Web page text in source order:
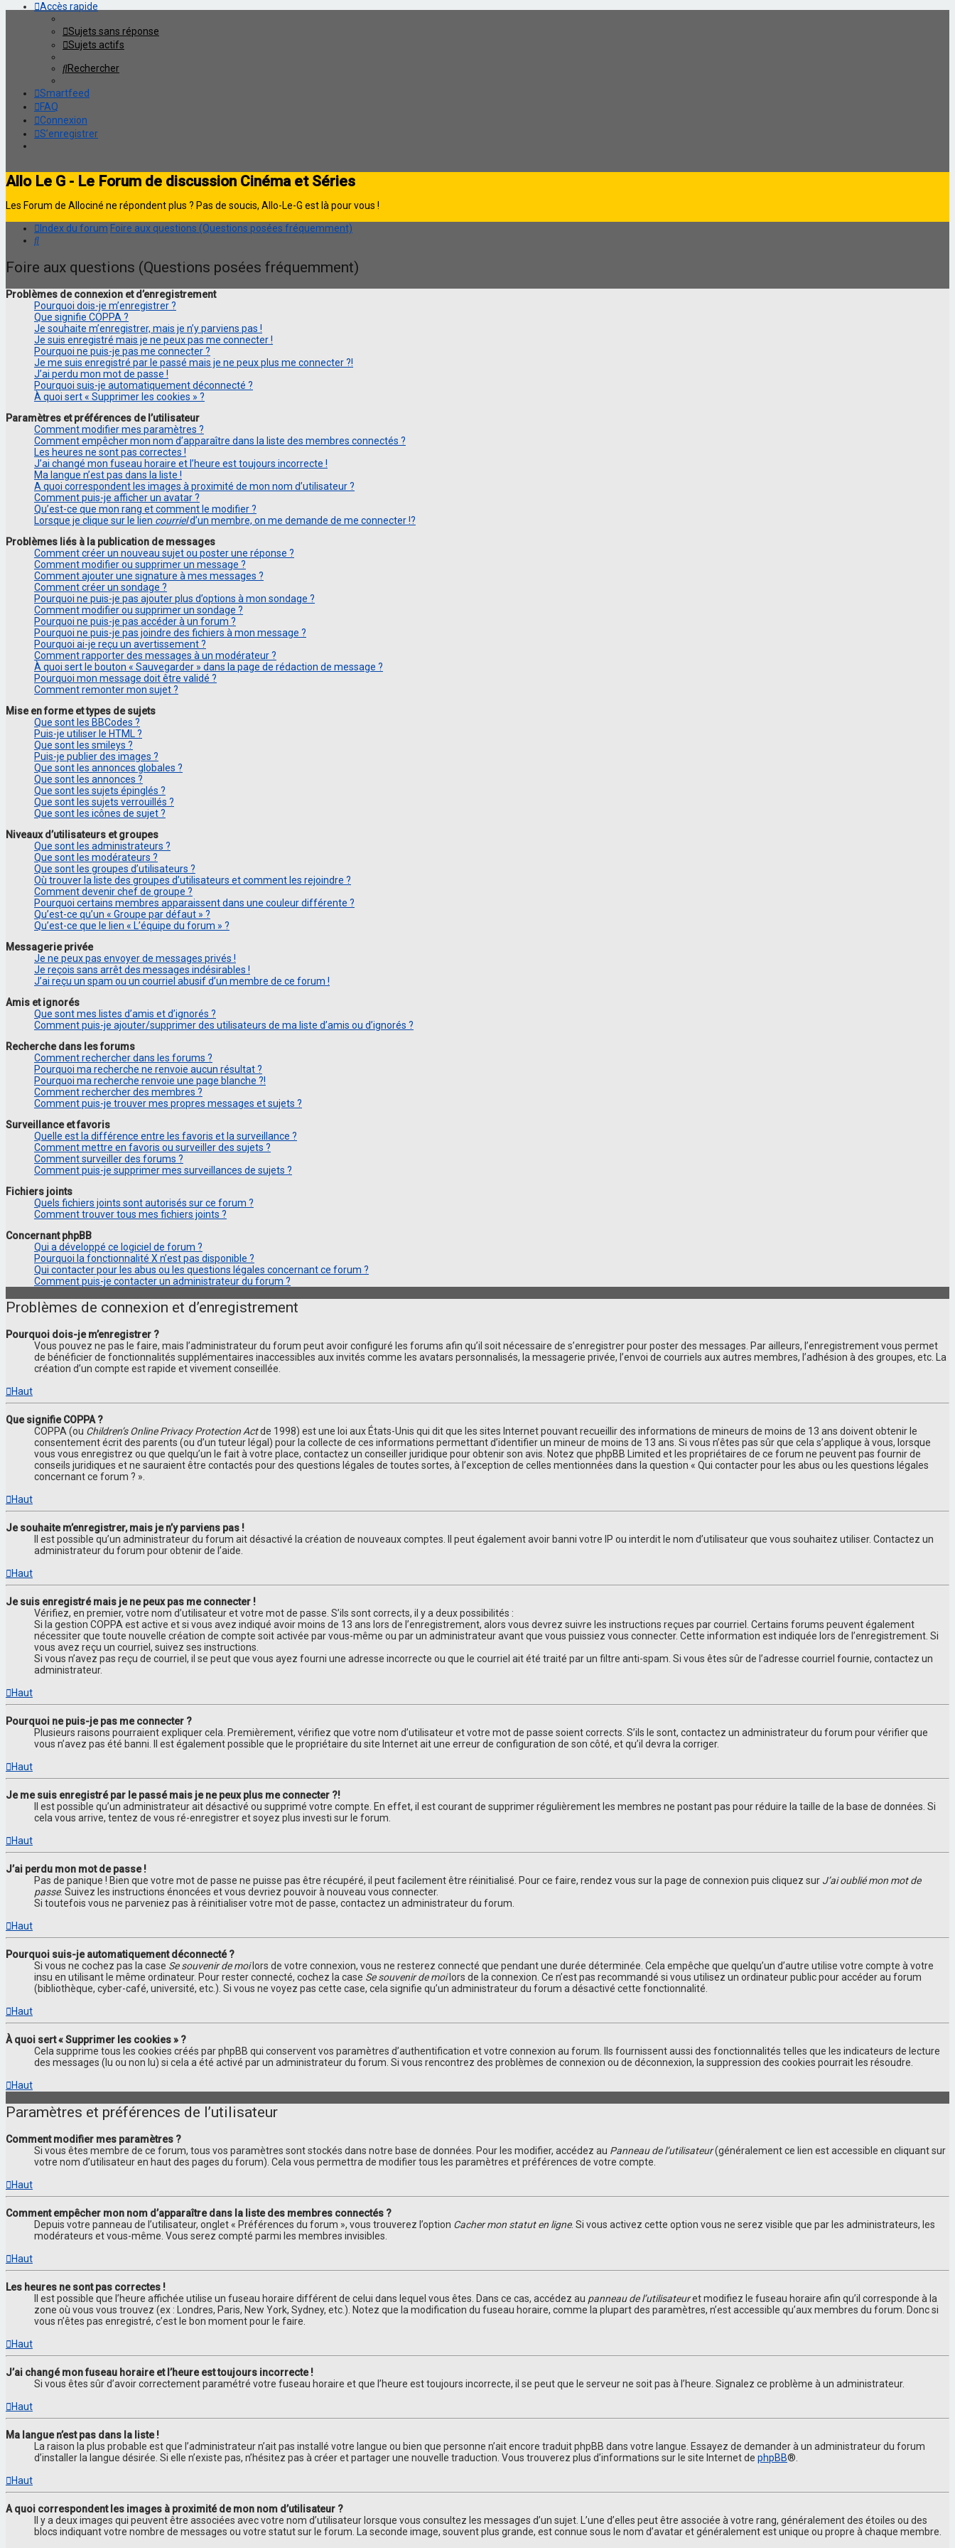
Accès rapide
Sujets sans réponse
Sujets actifs
Rechercher
Smartfeed
FAQ
Connexion
S’enregistrer
Allo Le G - Le Forum de discussion Cinéma et Séries
Les Forum de Allociné ne répondent plus ? Pas de soucis, Allo-Le-G est là pour vous !
Index du forum Foire aux questions (Questions posées fréquemment)
Rechercher
Foire aux questions (Questions posées fréquemment)
Problèmes de connexion et d’enregistrement
Pourquoi dois-je m’enregistrer ?
Que signifie COPPA ?
Je souhaite m’enregistrer, mais je n’y parviens pas !
Je suis enregistré mais je ne peux pas me connecter !
Pourquoi ne puis-je pas me connecter ?
Je me suis enregistré par le passé mais je ne peux plus me connecter ?!
J’ai perdu mon mot de passe !
Pourquoi suis-je automatiquement déconnecté ?
À quoi sert « Supprimer les cookies » ?
Paramètres et préférences de l’utilisateur
Comment modifier mes paramètres ?
Comment empêcher mon nom d’apparaître dans la liste des membres connectés ?
Les heures ne sont pas correctes !
J’ai changé mon fuseau horaire et l’heure est toujours incorrecte !
Ma langue n’est pas dans la liste !
A quoi correspondent les images à proximité de mon nom d’utilisateur ?
Comment puis-je afficher un avatar ?
Qu’est-ce que mon rang et comment le modifier ?
Lorsque je clique sur le lien courrield’un membre, on me demande de me connecter !?
Problèmes liés à la publication de messages
Comment créer un nouveau sujet ou poster une réponse ?
Comment modifier ou supprimer un message ?
Comment ajouter une signature à mes messages ?
Comment créer un sondage ?
Pourquoi ne puis-je pas ajouter plus d’options à mon sondage ?
Comment modifier ou supprimer un sondage ?
Pourquoi ne puis-je pas accéder à un forum ?
Pourquoi ne puis-je pas joindre des fichiers à mon message ?
Pourquoi ai-je reçu un avertissement ?
Comment rapporter des messages à un modérateur ?
À quoi sert le bouton « Sauvegarder » dans la page de rédaction de message ?
Pourquoi mon message doit être validé ?
Comment remonter mon sujet ?
Mise en forme et types de sujets
Que sont les BBCodes ?
Puis-je utiliser le HTML ?
Que sont les smileys ?
Puis-je publier des images ?
Que sont les annonces globales ?
Que sont les annonces ?
Que sont les sujets épinglés ?
Que sont les sujets verrouillés ?
Que sont les icônes de sujet ?
Niveaux d’utilisateurs et groupes
Que sont les administrateurs ?
Que sont les modérateurs ?
Que sont les groupes d’utilisateurs ?
Où trouver la liste des groupes d’utilisateurs et comment les rejoindre ?
Comment devenir chef de groupe ?
Pourquoi certains membres apparaissent dans une couleur différente ?
Qu’est-ce qu’un « Groupe par défaut » ?
Qu’est-ce que le lien « L’équipe du forum » ?
Messagerie privée
Je ne peux pas envoyer de messages privés !
Je reçois sans arrêt des messages indésirables !
J’ai reçu un spam ou un courriel abusif d’un membre de ce forum !
Amis et ignorés
Que sont mes listes d’amis et d’ignorés ?
Comment puis-je ajouter/supprimer des utilisateurs de ma liste d’amis ou d’ignorés ?
Recherche dans les forums
Comment rechercher dans les forums ?
Pourquoi ma recherche ne renvoie aucun résultat ?
Pourquoi ma recherche renvoie une page blanche ?!
Comment rechercher des membres ?
Comment puis-je trouver mes propres messages et sujets ?
Surveillance et favoris
Quelle est la différence entre les favoris et la surveillance ?
Comment mettre en favoris ou surveiller des sujets ?
Comment surveiller des forums ?
Comment puis-je supprimer mes surveillances de sujets ?
Fichiers joints
Quels fichiers joints sont autorisés sur ce forum ?
Comment trouver tous mes fichiers joints ?
Concernant phpBB
Qui a développé ce logiciel de forum ?
Pourquoi la fonctionnalité X n’est pas disponible ?
Qui contacter pour les abus ou les questions légales concernant ce forum ?
Comment puis-je contacter un administrateur du forum ?
Problèmes de connexion et d’enregistrement
Pourquoi dois-je m’enregistrer ?
Vous pouvez ne pas le faire, mais l’administrateur du forum peut avoir configuré les forums afin qu’il soit nécessaire de s’enregistrer pour poster des messages. Par ailleurs, l’enregistrement vous permet
de bénéficier de fonctionnalités supplémentaires inaccessibles aux invités comme les avatars personnalisés, la messagerie privée, l’envoi de courriels aux autres membres, l’adhésion à des groupes, etc. La
création d’un compte est rapide et vivement conseillée.
Haut
Que signifie COPPA ?
COPPA (ou Children’s Online Privacy Protection Actde 1998) est une loi aux États-Unis qui dit que les sites Internet pouvant recueillir des informations de mineurs de moins de 13 ans doivent obtenir le
consentement écrit des parents (ou d’un tuteur légal) pour la collecte de ces informations permettant d’identifier un mineur de moins de 13 ans. Si vous n’êtes pas sûr que cela s’applique à vous, lorsque
vous vous enregistrez ou que quelqu’un le fait à votre place, contactez un conseiller juridique pour obtenir son avis. Notez que phpBB Limited et les propriétaires de ce forum ne peuvent pas fournir de
conseils juridiques et ne sauraient être contactés pour des questions légales de toutes sortes, à l’exception de celles mentionnées dans la question « Qui contacter pour les abus ou les questions légales
concernant ce forum ? ».
Haut
Je souhaite m’enregistrer, mais je n’y parviens pas !
Il est possible qu’un administrateur du forum ait désactivé la création de nouveaux comptes. Il peut également avoir banni votre IP ou interdit le nom d’utilisateur que vous souhaitez utiliser. Contactez un
administrateur du forum pour obtenir de l’aide.
Haut
Je suis enregistré mais je ne peux pas me connecter !
Vérifiez, en premier, votre nom d’utilisateur et votre mot de passe. S’ils sont corrects, il y a deux possibilités :
Si la gestion COPPA est active et si vous avez indiqué avoir moins de 13 ans lors de l’enregistrement, alors vous devrez suivre les instructions reçues par courriel. Certains forums peuvent également
nécessiter que toute nouvelle création de compte soit activée par vous-même ou par un administrateur avant que vous puissiez vous connecter. Cette information est indiquée lors de l’enregistrement. Si
vous avez reçu un courriel, suivez ses instructions.
Si vous n’avez pas reçu de courriel, il se peut que vous ayez fourni une adresse incorrecte ou que le courriel ait été traité par un filtre anti-spam. Si vous êtes sûr de l’adresse courriel fournie, contactez un
administrateur.
Haut
Pourquoi ne puis-je pas me connecter ?
Plusieurs raisons pourraient expliquer cela. Premièrement, vérifiez que votre nom d’utilisateur et votre mot de passe soient corrects. S’ils le sont, contactez un administrateur du forum pour vérifier que
vous n’avez pas été banni. Il est également possible que le propriétaire du site Internet ait une erreur de configuration de son côté, et qu’il devra la corriger.
Haut
Je me suis enregistré par le passé mais je ne peux plus me connecter ?!
Il est possible qu’un administrateur ait désactivé ou supprimé votre compte. En effet, il est courant de supprimer régulièrement les membres ne postant pas pour réduire la taille de la base de données. Si
cela vous arrive, tentez de vous ré-enregistrer et soyez plus investi sur le forum.
Haut
J’ai perdu mon mot de passe !
Pas de panique ! Bien que votre mot de passe ne puisse pas être récupéré, il peut facilement être réinitialisé. Pour ce faire, rendez vous sur la page de connexion puis cliquez sur J’ai oublié mon mot de
passe. Suivez les instructions énoncées et vous devriez pouvoir à nouveau vous connecter.
Si toutefois vous ne parveniez pas à réinitialiser votre mot de passe, contactez un administrateur du forum.
Haut
Pourquoi suis-je automatiquement déconnecté ?
Si vous ne cochez pas la case Se souvenir de moilors de votre connexion, vous ne resterez connecté que pendant une durée déterminée. Cela empêche que quelqu’un d’autre utilise votre compte à votre
insu en utilisant le même ordinateur. Pour rester connecté, cochez la case Se souvenir de moilors de la connexion. Ce n’est pas recommandé si vous utilisez un ordinateur public pour accéder au forum
(bibliothèque, cyber-café, université, etc.). Si vous ne voyez pas cette case, cela signifie qu’un administrateur du forum a désactivé cette fonctionnalité.
Haut
À quoi sert « Supprimer les cookies » ?
Cela supprime tous les cookies créés par phpBB qui conservent vos paramètres d’authentification et votre connexion au forum. Ils fournissent aussi des fonctionnalités telles que les indicateurs de lecture
des messages (lu ou non lu) si cela a été activé par un administrateur du forum. Si vous rencontrez des problèmes de connexion ou de déconnexion, la suppression des cookies pourrait les résoudre.
Haut
Paramètres et préférences de l’utilisateur
Comment modifier mes paramètres ?
Si vous êtes membre de ce forum, tous vos paramètres sont stockés dans notre base de données. Pour les modifier, accédez au Panneau de l’utilisateur(généralement ce lien est accessible en cliquant sur
votre nom d’utilisateur en haut des pages du forum). Cela vous permettra de modifier tous les paramètres et préférences de votre compte.
Haut
Comment empêcher mon nom d’apparaître dans la liste des membres connectés ?
Depuis votre panneau de l’utilisateur, onglet « Préférences du forum », vous trouverez l’option Cacher mon statut en ligne. Si vous activez cette option vous ne serez visible que par les administrateurs, les
modérateurs et vous-même. Vous serez compté parmi les membres invisibles.
Haut
Les heures ne sont pas correctes !
Il est possible que l’heure affichée utilise un fuseau horaire différent de celui dans lequel vous êtes. Dans ce cas, accédez au panneau de l’utilisateuret modifiez le fuseau horaire afin qu’il corresponde à la
zone où vous vous trouvez (ex : Londres, Paris, New York, Sydney, etc.). Notez que la modification du fuseau horaire, comme la plupart des paramètres, n’est accessible qu’aux membres du forum. Donc si
vous n’êtes pas enregistré, c’est le bon moment pour le faire.
Haut
J’ai changé mon fuseau horaire et l’heure est toujours incorrecte !
Si vous êtes sûr d’avoir correctement paramétré votre fuseau horaire et que l’heure est toujours incorrecte, il se peut que le serveur ne soit pas à l’heure. Signalez ce problème à un administrateur.
Haut
Ma langue n’est pas dans la liste !
La raison la plus probable est que l’administrateur n’ait pas installé votre langue ou bien que personne n’ait encore traduit phpBB dans votre langue. Essayez de demander à un administrateur du forum
d’installer la langue désirée. Si elle n’existe pas, n’hésitez pas à créer et partager une nouvelle traduction. Vous trouverez plus d’informations sur le site Internet de phpBB®.
Haut
A quoi correspondent les images à proximité de mon nom d’utilisateur ?
Il y a deux images qui peuvent être associées avec votre nom d’utilisateur lorsque vous consultez les messages d’un sujet. L’une d’elles peut être associée à votre rang, généralement des étoiles ou des
blocs indiquant votre nombre de messages ou votre statut sur le forum. La seconde image, souvent plus grande, est connue sous le nom d’avatar et généralement est unique ou propre à chaque membre.